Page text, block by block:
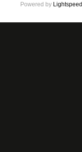
Powered by Lightspeed